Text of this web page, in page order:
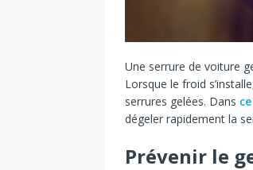
Une serrure de voiture
Lorsque le froid
serrures gelées. Dans
dégeler rapidement la
Prévenir le